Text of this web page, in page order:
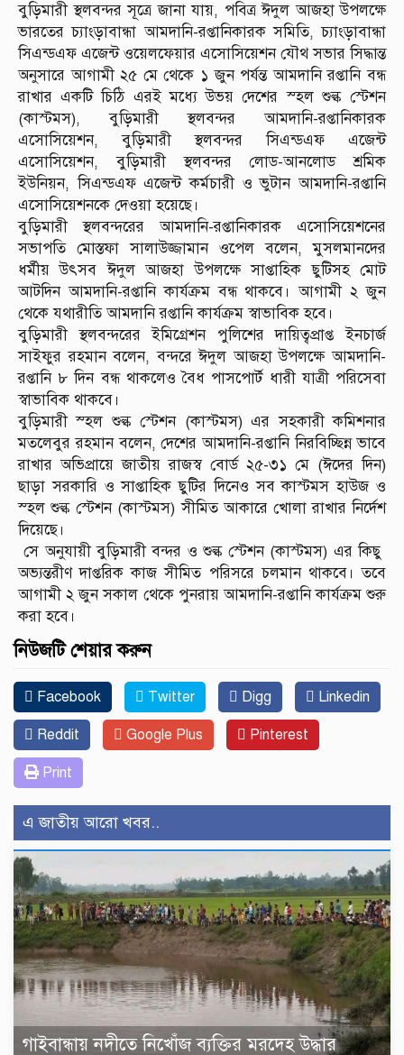
বুড়িমারী স্থলবন্দর সূত্রে জানা যায়, পবিত্র ঈদুল আজহা উপলক্ষে
ভারতের চ্যাংড়াবান্ধা আমদানি-রপ্তানিকারক সমিতি, চ্যাংড়াবান্ধা
সিএন্ডএফ এজেন্ট ওয়েলফেয়ার এসোসিয়েশন যৌথ সভার সিদ্ধান্ত
অনুসারে আগামী ২৫ মে থেকে ১ জুন পর্যন্ত আমদানি রপ্তানি বন্ধ
রাখার একটি চিঠি এরই মধ্যে উভয় দেশের স্হল শুল্ক স্টেশন
(কাস্টমস), বুড়িমারী স্থলবন্দর আমদানি-রপ্তানিকারক
এসোসিয়েশন, বুড়িমারী স্থলবন্দর সিএন্ডএফ এজেন্ট
এসোসিয়েশন, বুড়িমারী স্থলবন্দর লোড-আনলোড শ্রমিক
ইউনিয়ন, সিএন্ডএফ এজেন্ট কর্মচারী ও ভুটান আমদানি-রপ্তানি
এসোসিয়েশনকে দেওয়া হয়েছে।
বুড়িমারী স্থলবন্দরের আমদানি-রপ্তানিকারক এসোসিয়েশনের
সভাপতি মোস্তফা সালাউজ্জামান ওপেল বলেন, মুসলমানদের
ধর্মীয় উৎসব ঈদুল আজহা উপলক্ষে সাপ্তাহিক ছুটিসহ মোট
আটদিন আমদানি-রপ্তানি কার্যক্রম বন্ধ থাকবে। আগামী ২ জুন
থেকে যথারীতি আমদানি রপ্তানি কার্যক্রম স্বাভাবিক হবে।
বুড়িমারী স্থলবন্দরের ইমিগ্রেশন পুলিশের দায়িত্বপ্রাপ্ত ইনচার্জ
সাইফুর রহমান বলেন, বন্দরে ঈদুল আজহা উপলক্ষে আমদানি-
রপ্তানি ৮ দিন বন্ধ থাকলেও বৈধ পাসপোর্ট ধারী যাত্রী পরিসেবা
স্বাভাবিক থাকবে।
বুড়িমারী স্হল শুল্ক স্টেশন (কাস্টমস) এর সহকারী কমিশনার
মতলেবুর রহমান বলেন, দেশের আমদানি-রপ্তানি নিরবিচ্ছিন্ন ভাবে
রাখার অভিপ্রায়ে জাতীয় রাজস্ব বোর্ড ২৫-৩১ মে (ঈদের দিন)
ছাড়া সরকারি ও সাপ্তাহিক ছুটির দিনেও সব কাস্টমস হাউজ ও
স্হল শুল্ক স্টেশন (কাস্টমস) সীমিত আকারে খোলা রাখার নির্দেশ
দিয়েছে।
সে অনুযায়ী বুড়িমারী বন্দর ও শুল্ক স্টেশন (কাস্টমস) এর কিছু
অভ্যন্তরীণ দাপ্তরিক কাজ সীমিত পরিসরে চলমান থাকবে। তবে
আগামী ২ জুন সকাল থেকে পুনরায় আমদানি-রপ্তানি কার্যক্রম শুরু
করা হবে।
নিউজটি শেয়ার করুন
Facebook Twitter Digg Linkedin
Reddit Google Plus Pinterest
Print
এ জাতীয় আরো খবর..
গাইবান্ধায় নদীতে নিখোঁজ ব্যক্তির মরদেহ উদ্ধার